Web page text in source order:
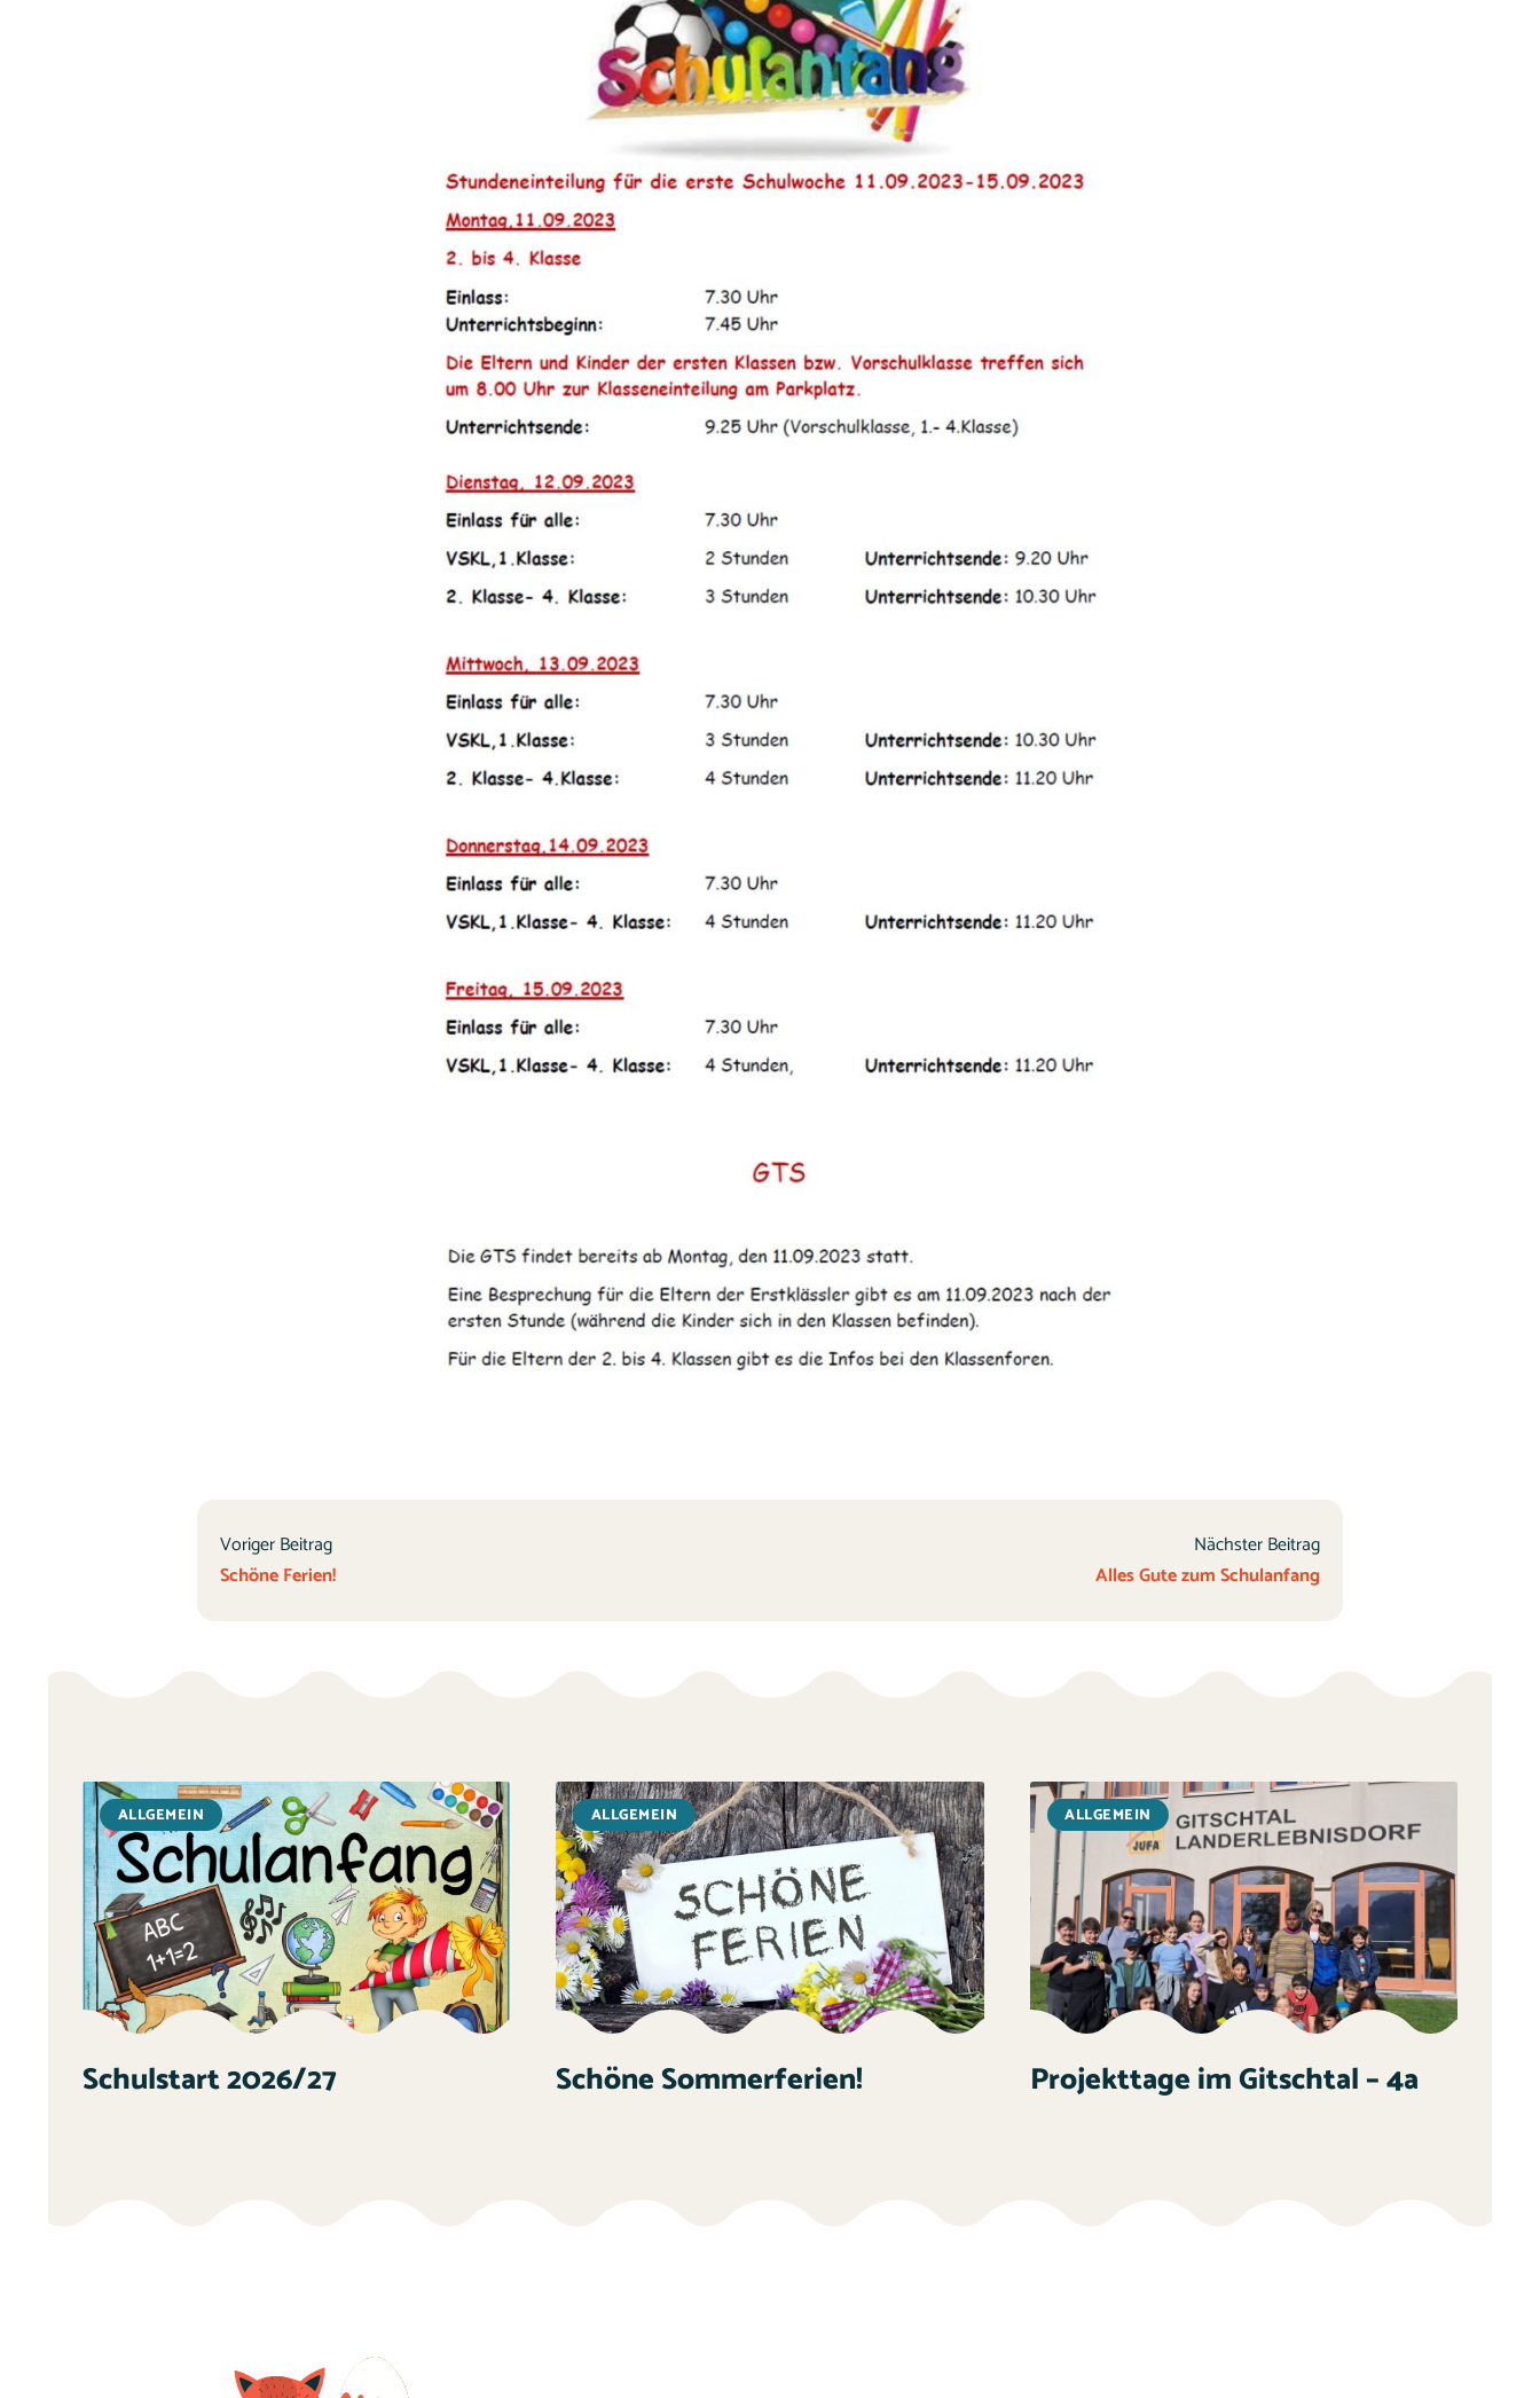
Voriger Beitrag
Schöne Ferien!
Nächster Beitrag
Alles Gute zum Schulanfang
ALLGEMEIN
Schulstart 2026/27
ALLGEMEIN
Schöne Sommerferien!
ALLGEMEIN
Projekttage im Gitschtal – 4a